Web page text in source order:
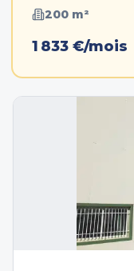
200 m²
1 833 €/mois